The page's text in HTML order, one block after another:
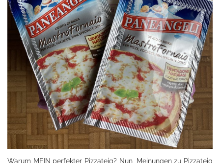
Warum MEIN perfekter Pizzateig? Nun, Meinungen zu Pizzateig